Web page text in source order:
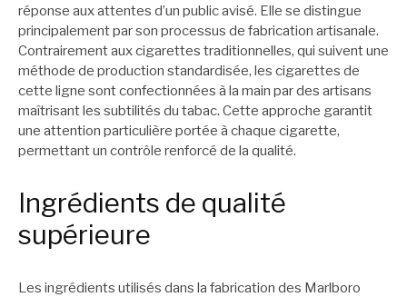
réponse aux attentes d’un public avisé. Elle se distingue
principalement par son processus de fabrication artisanale.
Contrairement aux cigarettes traditionnelles, qui suivent une
méthode de production standardisée, les cigarettes de
cette ligne sont confectionnées à la main par des artisans
maîtrisant les subtilités du tabac. Cette approche garantit
une attention particulière portée à chaque cigarette,
permettant un contrôle renforcé de la qualité.
Ingrédients de qualité
supérieure
Les ingrédients utilisés dans la fabrication des Marlboro